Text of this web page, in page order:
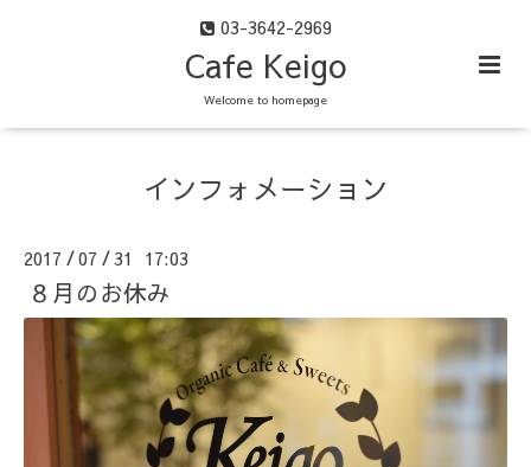
03-3642-2969
Cafe Keigo
Welcome to homepage
インフォメーション
2017 /07 /31 17:03
８月のお休み